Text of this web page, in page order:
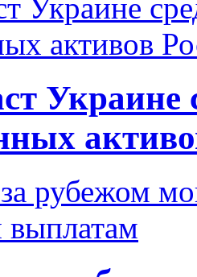
Украине